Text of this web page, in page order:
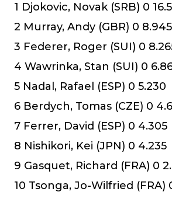
1 Djokovic, Novak (SRB) 0
2 Murray, Andy (GBR) 0 8.945
3 Federer, Roger (SUI) 0
4 Wawrinka, Stan (SUI) 0
5 Nadal, Rafael (ESP) 0 5.230
6 Berdych, Tomas (CZE) 0
7 Ferrer, David (ESP) 0 4.305
8 Nishikori, Kei (JPN) 0 4.235
9 Gasquet, Richard (FRA) 0
10 Tsonga, Jo-Wilfried (FRA)